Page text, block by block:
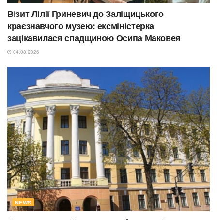
Візит Лілії Гриневич до Заліщицького
краєзнавчого музею: ексміністерка
зацікавилася спадщиною Осипа Маковея
04.08.2026
NEWS